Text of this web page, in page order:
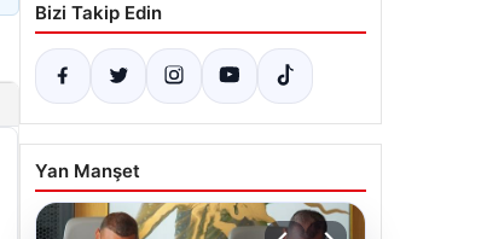
Bizi Takip Edin
Yan Manşet